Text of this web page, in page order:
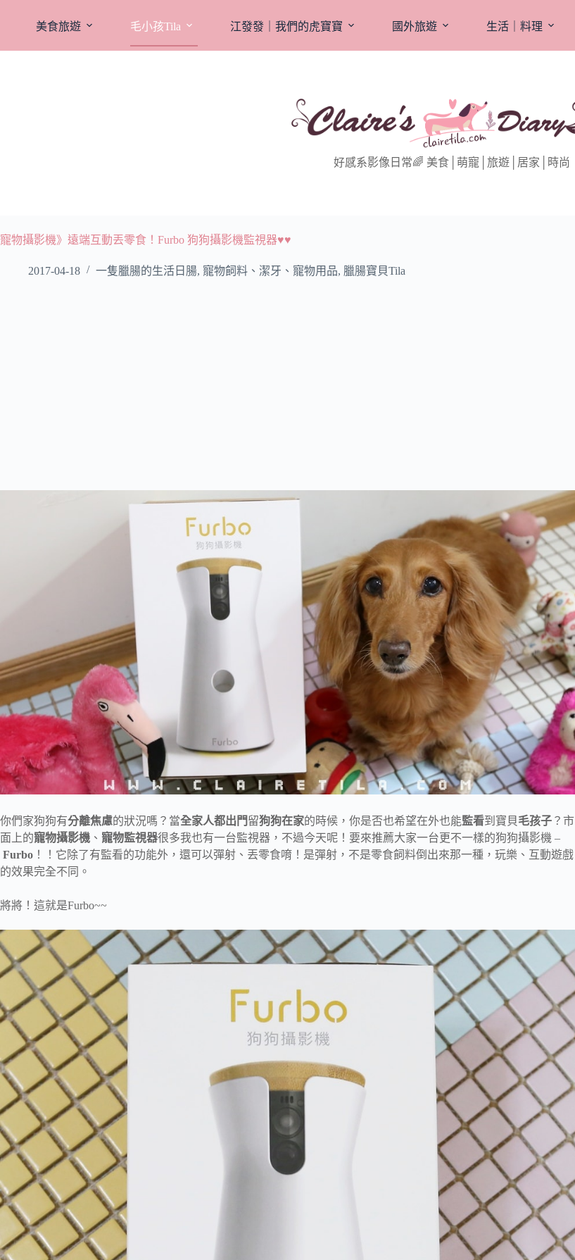
美食旅遊 毛小孩Tila 江發發｜我們的虎寶寶 國外旅遊 生活｜料理
好感系影像日常🌈 美食│萌寵│旅遊│居家│時尚
寵物攝影機》遠端互動丟零食！Furbo 狗狗攝影機監視器♥♥
2017-04-18 一隻臘腸的生活日腸, 寵物飼料、潔牙、寵物用品, 臘腸寶貝Tila
你們家狗狗有分離焦慮的狀況嗎？當全家人都出門留狗狗在家的時候，你是否也希望在外也能監看到寶貝毛孩子 ？市
面上的寵物攝影機 、 寵物監視器很多我也有一台監視器，不過今天呢！要來推薦大家一台更不一樣的狗狗攝影機 –
Furbo ！！它除了有監看的功能外，還可以彈射、丟零食唷！是彈射，不是零食飼料倒出來那一種，玩樂、互動遊戲
的效果完全不同。
將將！這就是Furbo~~